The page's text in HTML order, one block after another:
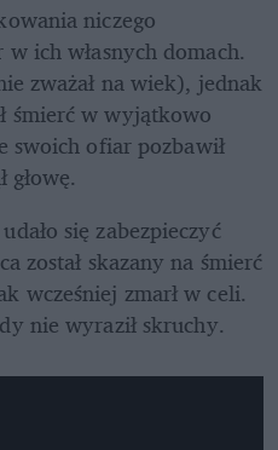
niczego
ich własnych domach.
zważał na wiek), jednak
śmierć w wyjątkowo
swoich ofiar pozbawił
się zabezpieczyć
został skazany na śmierć
wcześniej zmarł w celi.
nie wyraził skruchy.